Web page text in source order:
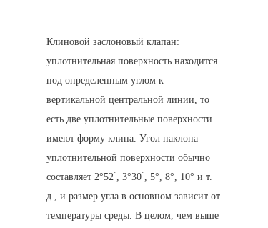
Клиновой заслоновый клапан:
уплотнительная поверхность находится
под определенным углом к
вертикальной центральной линии, то
есть две уплотнительные поверхности
имеют форму клина. Угол наклона
уплотнительной поверхности обычно
составляет 2°52 ́, 3°30 ́, 5°, 8°, 10° и т.
д., и размер угла в основном зависит от
температуры среды. В целом, чем выше